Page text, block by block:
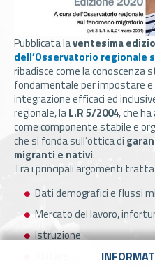
Pubblicata laventesima
dell’Osservatorio regionale
ribadisce come la
fondamentale per impostare
integrazione efficaci ed
regionale, laL.R 5/2004, che
come componente stabile e
che si fonda sull’ottica di
migranti e nativi.
Tra i principali argomenti
Dati demografici e flussi
Mercato del lavoro,
Istruzione